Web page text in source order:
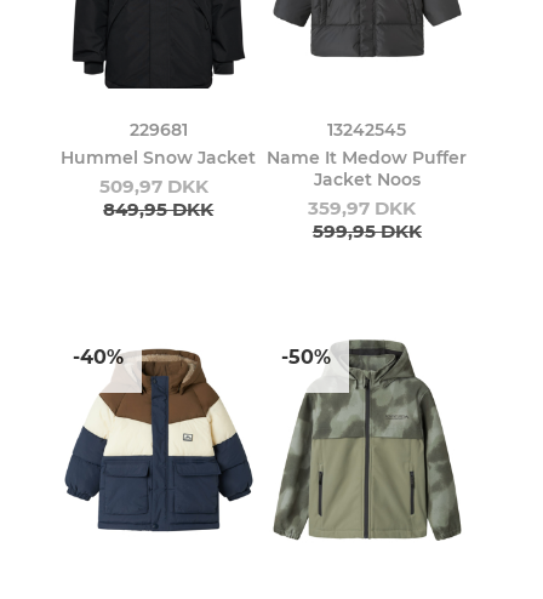
229681
Hummel Snow Jacket
509,97 DKK
849,95 DKK
13242545
Name It Medow Puffer
Jacket Noos
359,97 DKK
599,95 DKK
-40% -50%